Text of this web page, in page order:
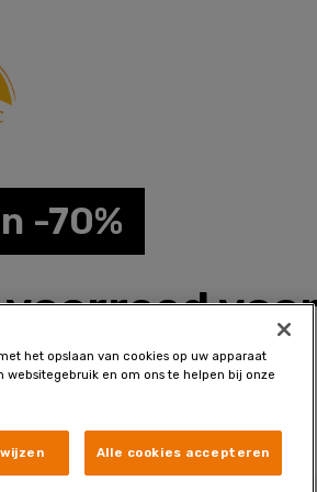
-70%
het opslaan van cookies op uw apparaat
en om ons te helpen bij onze
Alle cookies accepteren